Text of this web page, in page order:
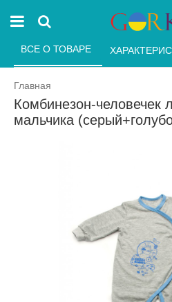
Главная
Комбинезон-человечек
мальчика
ВСЕ О ТОВАРЕ